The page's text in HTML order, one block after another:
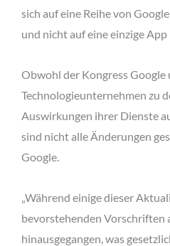
sich auf eine Reihe von
und nicht auf eine einzige
Obwohl der Kongress Google
Technologieunternehmen zu
Auswirkungen ihrer Dienste
sind nicht alle Änderungen
Google.
„Während einige dieser
bevorstehenden Vorschriften
hinausgegangen, was